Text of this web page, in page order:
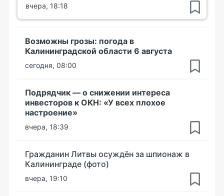
вчера, 18:18
Возможны грозы: погода в
Калининградской области 6 августа
сегодня, 08:00
Подрядчик — о снижении интереса
инвесторов к ОКН: «У всех плохое
настроение»
вчера, 18:39
Гражданин Литвы осуждён за шпионаж в
Калининграде (фото)
вчера, 19:10